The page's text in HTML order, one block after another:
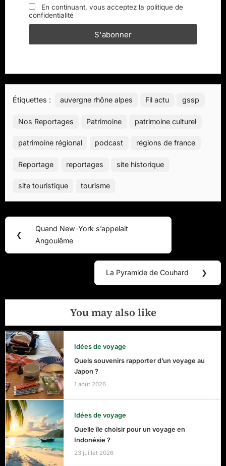
En continuant, vous acceptez la politique de
confidentialité
Étiquettes : auvergne rhône alpes Fil actu gssp
Nos Reportages Patrimoine patrimoine culturel
patrimoine régional podcast régions de france
Reportage reportages site historique
site touristique tourisme
Navigation
de
❮
Previous
Post:
Quand New-York s’appelait
Angoulême
Next
La Pyramide de Couhard ❯
You may also like
Idées de voyage
Quels souvenirs rapporter d’un voyage au
Japon ?
1 août 2026
Idées de voyage
Quelle île choisir pour un voyage en
Indonésie ?
23 juillet 2026